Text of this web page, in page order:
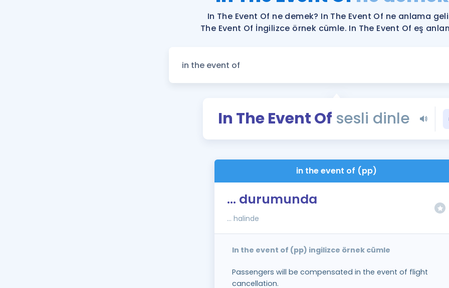
YDS ve YÖKDİL'e
Tüm ÖSYM
Blog
YDS - YÖKDİL
İngilizce
In The Event Of ne demek? In The Event Of ne anlama
The Event Of İngilizce örnek cümle. In The Event Of eş
In The Event Of sesli dinle
in the event of (pp)
… durumunda
… halinde
In the event of (pp) ingilizce örnek cümle
Passengers will be compensated in the event of flight
cancellation.